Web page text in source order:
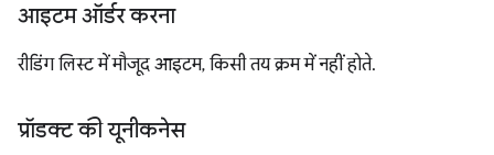
आइटम ऑर्डर करना
रीडिंग लिस्ट में मौजूद आइटम, किसी तय क्रम में नहीं होते.
प्रॉडक्ट की यूनीकनेस